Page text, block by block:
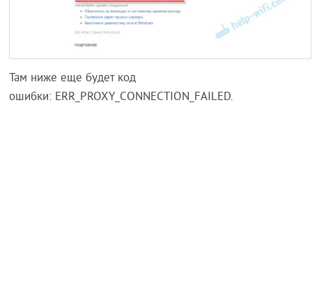
Там ниже еще будет код
ошибки: ERR_PROXY_CONNECTION_FAILED.